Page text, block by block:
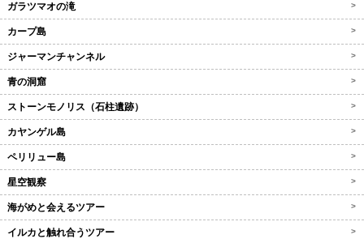
ガラツマオの滝 >
カープ島 >
ジャーマンチャンネル >
青の洞窟 >
ストーンモノリス（石柱遺跡） >
カヤンゲル島 >
ペリリュー島 >
星空観察 >
海がめと会えるツアー >
イルカと触れ合うツアー >